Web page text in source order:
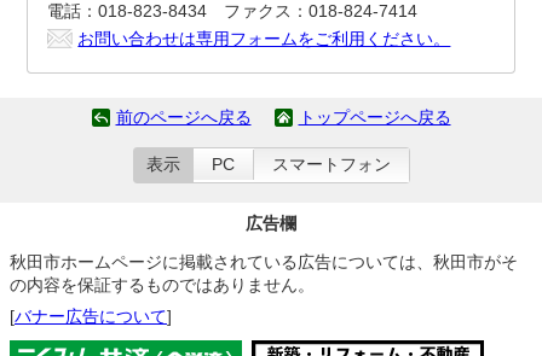
電話：018-823-8434 ファクス：018-824-7414
お問い合わせは専用フォームをご利用ください。
前のページへ戻る トップページへ戻る
表示 PC スマートフォン
広告欄
秋田市ホームページに掲載されている広告については、秋田市がそ
の内容を保証するものではありません。
[バナー広告について]